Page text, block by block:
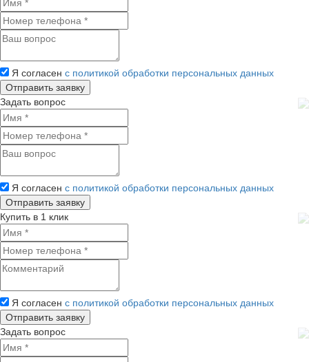
Я согласен с политикой обработки персональных данных
Задать вопрос
Я согласен с политикой обработки персональных данных
Купить в 1 клик
Я согласен с политикой обработки персональных данных
Задать вопрос